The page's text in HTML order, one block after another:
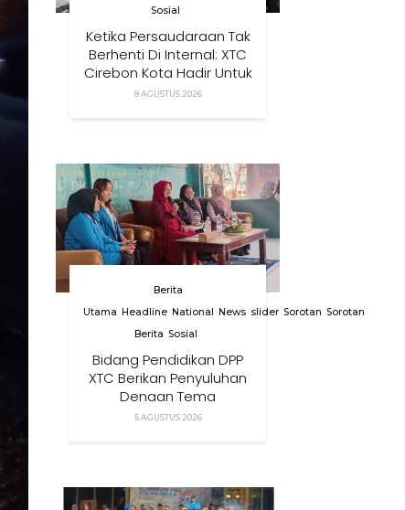
Sosial
Ketika Persaudaraan Tak
Berhenti Di Internal: XTC
Cirebon Kota Hadir Untuk
Masyarakat
8 AGUSTUS 2026
Berita
Utama
Headline National News slider Sorotan Sorotan
Berita Sosial
Bidang Pendidikan DPP
XTC Berikan Penyuluhan
Dengan Tema
Membangun Peran
5 AGUSTUS 2026